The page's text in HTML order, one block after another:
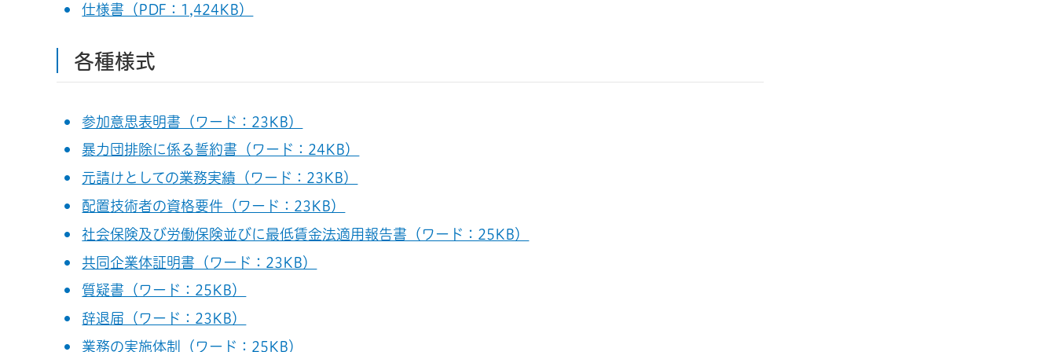
仕様書（PDF：1,424KB）
各種様式
参加意思表明書（ワード：23KB）
暴力団排除に係る誓約書（ワード：24KB）
元請けとしての業務実績（ワード：23KB）
配置技術者の資格要件（ワード：23KB）
社会保険及び労働保険並びに最低賃金法適用報告書（ワード：25KB）
共同企業体証明書（ワード：23KB）
質疑書（ワード：25KB）
辞退届（ワード：23KB）
業務の実施体制（ワード：25KB）